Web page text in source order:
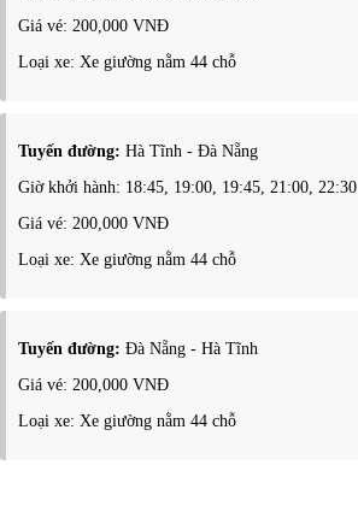
Giá vé: 200,000 VNĐ
Loại xe: Xe giường nằm 44 chỗ
Tuyến đường: Hà Tĩnh - Đà Nẵng
Giờ khởi hành: 18:45, 19:00, 19:45, 21:00, 22:30
Giá vé: 200,000 VNĐ
Loại xe: Xe giường nằm 44 chỗ
Tuyến đường: Đà Nẵng - Hà Tĩnh
Giá vé: 200,000 VNĐ
Loại xe: Xe giường nằm 44 chỗ